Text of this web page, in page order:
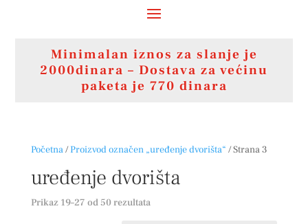
Minimalan iznos za slanje je
2000dinara – Dostava za većinu
paketa je 770 dinara
Početna/Proizvod označen „uređenje dvorišta“ / Strana 3
uređenje dvorišta
Prikaz 19–27 od 50 rezultataSortirano